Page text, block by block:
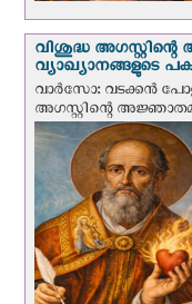
വിശുദ്ധ
വ്യാഖ്യാനങ്ങളുടെ
വാര്‍സോ: വടക്കൻ
അഗസ്റ്റിന്റെ